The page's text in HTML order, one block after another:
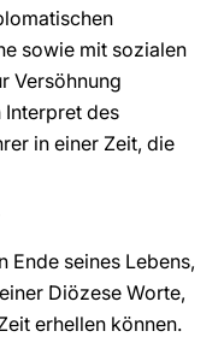
sowie mit sozialen
Versöhnung
Interpret des
in einer Zeit, die
Ende seines Lebens,
Diözese Worte,
erhellen können.